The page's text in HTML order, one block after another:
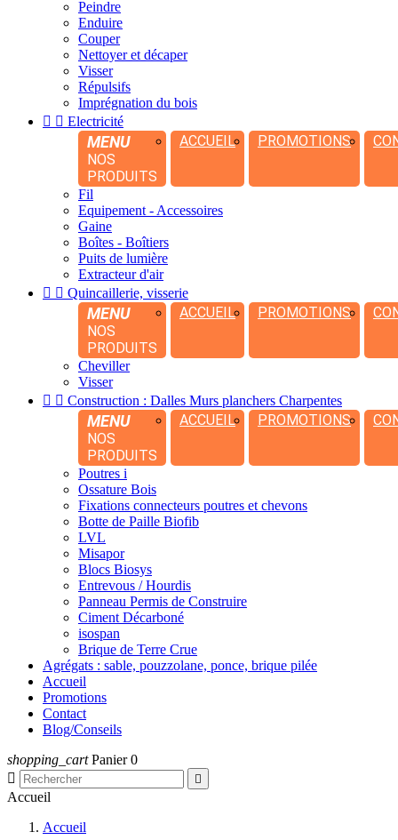
Peindre
Enduire
Couper
Nettoyer et décaper
Visser
Répulsifs
Imprégnation du bois
  Electricité
MENU
NOS
PRODUITS
ACCUEIL PROMOTIONS
Fil
Equipement - Accessoires
Gaine
Boîtes - Boîtiers
Puits de lumière
Extracteur d'air
  Quincaillerie, visserie
MENU
NOS
PRODUITS
ACCUEIL PROMOTIONS
Cheviller
Visser
  Construction : Dalles Murs planchers Charpentes
MENU
NOS
PRODUITS
ACCUEIL PROMOTIONS
Poutres i
Ossature Bois
Fixations connecteurs poutres et chevons
Botte de Paille Biofib
LVL
Misapor
Blocs Biosys
Entrevous / Hourdis
Panneau Permis de Construire
Ciment Décarboné
isospan
Brique de Terre Crue
Agrégats : sable, pouzzolane, ponce, brique pilée
Accueil
Promotions
Contact
Blog/Conseils
shopping_cart Panier 0


Accueil
Accueil